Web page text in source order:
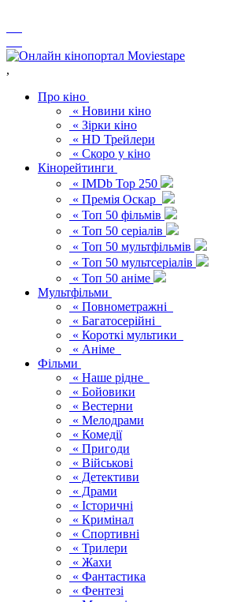
,
Про кіно
« Новини кіно
« Зірки кіно
« HD Трейлери
« Скоро у кіно
Кінорейтинги
« IMDb Top 250
« Премія Оскар
« Топ 50 фільмів
« Топ 50 серіалів
« Топ 50 мультфільмів
« Топ 50 мультсеріалів
« Топ 50 аніме
Мультфільми
« Повнометражні
« Багатосерійні
« Короткі мультики
« Аніме
Фільми
« Наше рідне
« Бойовики
« Вестерни
« Мелодрами
« Комедії
« Пригоди
« Військові
« Детективи
« Драми
« Історичні
« Кримінал
« Спортивні
« Трилери
« Жахи
« Фантастика
« Фентезі